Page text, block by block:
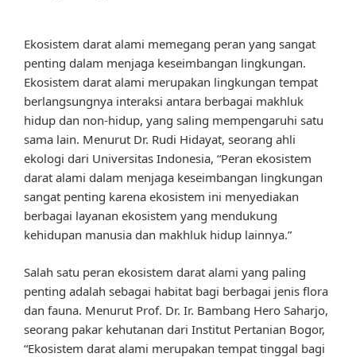
Ekosistem darat alami memegang peran yang sangat
penting dalam menjaga keseimbangan lingkungan.
Ekosistem darat alami merupakan lingkungan tempat
berlangsungnya interaksi antara berbagai makhluk
hidup dan non-hidup, yang saling mempengaruhi satu
sama lain. Menurut Dr. Rudi Hidayat, seorang ahli
ekologi dari Universitas Indonesia, “Peran ekosistem
darat alami dalam menjaga keseimbangan lingkungan
sangat penting karena ekosistem ini menyediakan
berbagai layanan ekosistem yang mendukung
kehidupan manusia dan makhluk hidup lainnya.”
Salah satu peran ekosistem darat alami yang paling
penting adalah sebagai habitat bagi berbagai jenis flora
dan fauna. Menurut Prof. Dr. Ir. Bambang Hero Saharjo,
seorang pakar kehutanan dari Institut Pertanian Bogor,
“Ekosistem darat alami merupakan tempat tinggal bagi